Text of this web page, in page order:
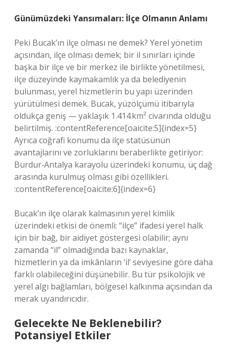
Günümüzdeki Yansımaları: İlçe Olmanın Anlamı
Peki Bucak’ın ilçe olması ne demek? Yerel yönetim
açısından, ilçe olması demek; bir il sınırları içinde
başka bir ilçe ve bir merkez ile birlikte yönetilmesi,
ilçe düzeyinde kaymakamlık ya da belediyenin
bulunması, yerel hizmetlerin bu yapı üzerinden
yürütülmesi demek. Bucak, yüzölçümü itibarıyla
oldukça geniş — yaklaşık 1.414 km² civarında olduğu
belirtilmiş. :contentReference[oaicite:5]{index=5}
Ayrıca coğrafi konumu da ilçe statüsünün
avantajlarını ve zorluklarını beraberlikte getiriyor:
Burdur‑Antalya karayolu üzerindeki konumu, üç dağ
arasında kurulmuş olması gibi özellikleri.
:contentReference[oaicite:6]{index=6}
Bucak’ın ilçe olarak kalmasının yerel kimlik
üzerindeki etkisi de önemli: “ilçe” ifadesi yerel halk
için bir bağ, bir aidiyet göstergesi olabilir; aynı
zamanda “il” olmadığında bazı kaynaklar,
hizmetlerin ya da imkânların ‘il’ seviyesine göre daha
farklı olabileceğini düşünebilir. Bu tür psikolojik ve
yerel algı bağlamları, bölgesel kalkınma açısından da
merak uyandırıcıdır.
Gelecekte Ne Beklenebilir?
Potansiyel Etkiler